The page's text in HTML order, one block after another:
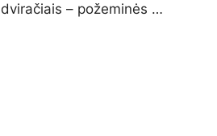
– požeminės …